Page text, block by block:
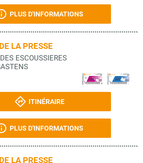
PLUS D'INFORMATIONS
LA PRESSE
ESCOUSSIERES
ITINÉRAIRE
PLUS D'INFORMATIONS
LA PRESSE